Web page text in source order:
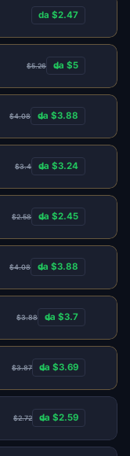
da $2.47
$5.26 da $5
$4.08 da $3.88
$3.4 da $3.24
$2.58 da $2.45
$4.08 da $3.88
$3.88 da $3.7
$3.87 da $3.69
$2.72 da $2.59